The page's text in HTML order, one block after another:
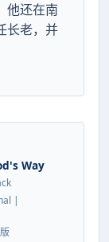
他还在南
长老，并
Way
|